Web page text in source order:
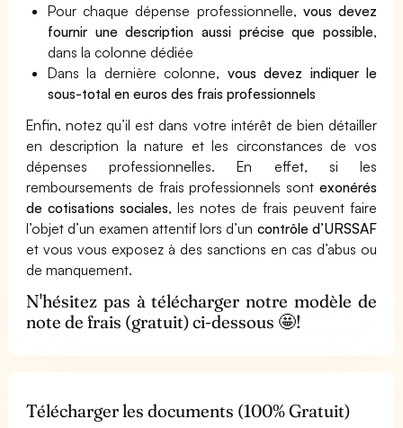
Pour chaque dépense professionnelle, vous devez
fournir une description aussi précise que possible,
dans la colonne dédiée
Dans la dernière colonne, vous devez indiquer le
sous-total en euros des frais professionnels
Enfin, notez qu’il est dans votre intérêt de bien détailler
en description la nature et les circonstances de vos
dépenses professionnelles. En effet, si les
remboursements de frais professionnels sont exonérés
de cotisations sociales, les notes de frais peuvent faire
l’objet d’un examen attentif lors d’un contrôle d’URSSAF
et vous vous exposez à des sanctions en cas d’abus ou
de manquement.
N'hésitez pas à télécharger notre modèle de
note de frais (gratuit) ci-dessous 🤩!
Télécharger les documents (100% Gratuit)